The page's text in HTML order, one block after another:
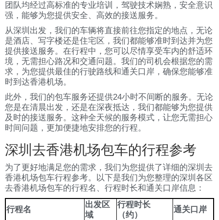
团队均经过高标准的专业培训，驾驶技术娴熟，安全意识
强，能够为您提供安全、高效的接送服务。
从深圳出发，我们的车辆将直接前往您指定的地点，无论
是酒店、写字楼还是住宅区，我们都能够准时到达并为您
提供接送服务。在行程中，您可以尽情享受车内的舒适环
境，无需担心路况和交通问题。我们的司机会根据您的需
求，为您提供最佳的行驶路线和通关口岸，确保您能够准
时到达香港机场。
此外，我们的包车服务还提供24小时不间断的服务。无论
您是在清晨出发，还是在深夜抵达，我们都能够为您提供
及时的接送服务。这种全天候的服务模式，让您无需担心
时间问题，更加便捷地安排您的行程。
深圳去香港机场包车的行程参考
为了更好地满足您的需求，我们为您提供了详细的深圳去
香港机场包车行程参考。以下是我们为您整理的深圳各区
去香港机场包车的行程名、行程时长和通关口岸信息：
行程名
出发区
域
行程时长
（约）
通关口岸